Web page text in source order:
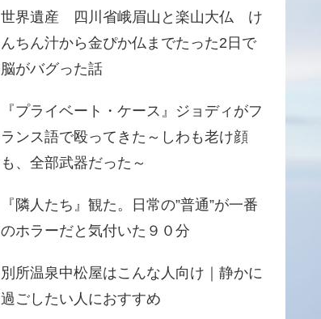
世界遺産 四川省峨眉山と楽山大仏 け
んちん汁から金ぴか仏までたった2日で
脳がバグった話
『プライベート・ケース』ジョディがフ
ランス語で殴ってきた～しわも老け顔
も、全部武器だった～
『隣人たち』観た。日常の”普通”が一番
のホラーだと気付いた９０分
別所温泉中松屋はこんな人向け｜静かに
過ごしたい人におすすめ